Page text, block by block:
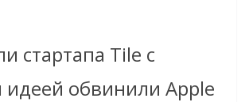
стартапа Tile с
обвинили Apple